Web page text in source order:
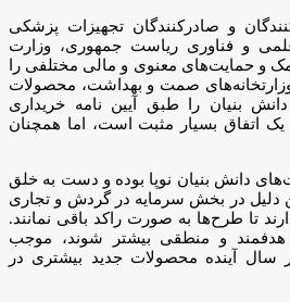
و صادرکنندگان تجهیزات پزشکی
و فناوری ریاست جمهوری، وزارت
و حمایت‌های معنوی و مالی مختلفی را
صمت و بهداشت، محصولات
بنیان را طبق آیین نامه خریداری
اتفاق بسیار مثبت است، اما همچنان
دانش بنیان نوپا بوده و دست به خلق
دلیل در بخش سرمایه در گردش و تجاری
تا طرح‌ها به صورت راکد باقی نمانند.
و منطقی بیشتر شوند، موجب
سال آینده محصولات جدید بیشتری در